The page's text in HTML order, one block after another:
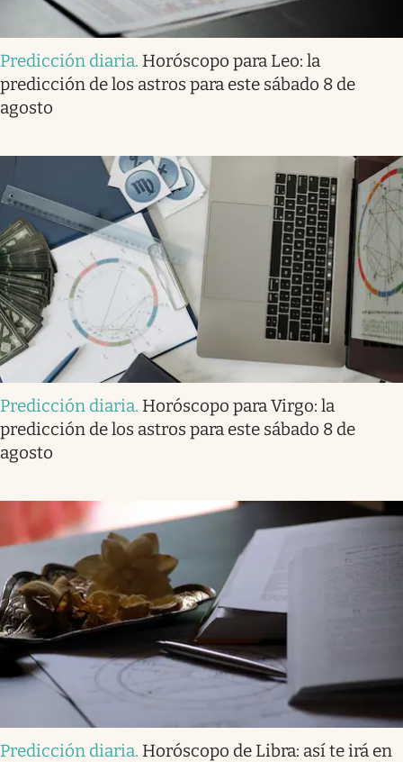
Predicción diaria. Horóscopo para Leo: la
predicción de los astros para este sábado 8 de
agosto
Predicción diaria. Horóscopo para Virgo: la
predicción de los astros para este sábado 8 de
agosto
Predicción diaria. Horóscopo de Libra: así te irá en